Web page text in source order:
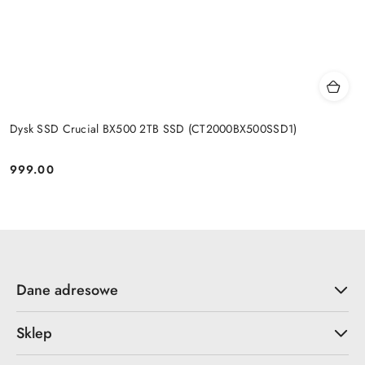
Dysk SSD Crucial BX500 2TB SSD (CT2000BX500SSD1)
Cena:
999.00
Dane adresowe
Sklep